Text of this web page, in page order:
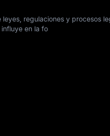
regulaciones y procesos
en la fo